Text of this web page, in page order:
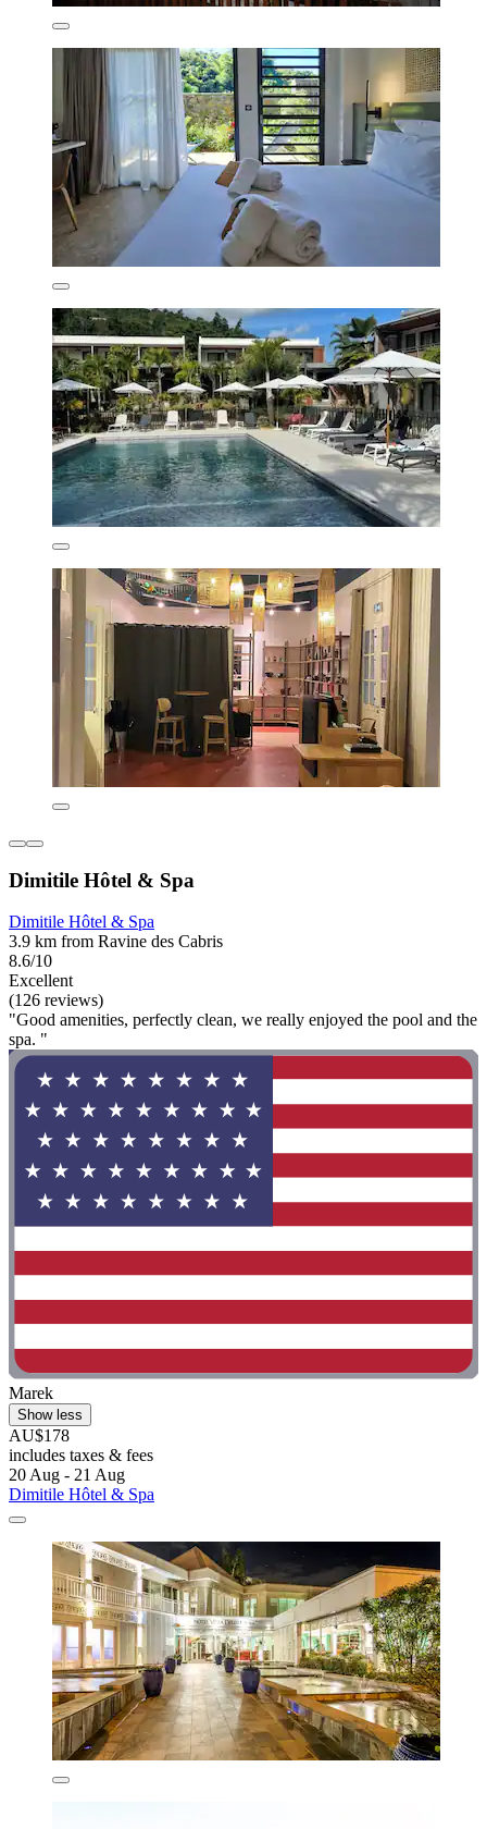
Dimitile Hôtel & Spa
Dimitile Hôtel & Spa
3.9 km from Ravine des Cabris
8.6/10
Excellent
(126 reviews)
"Good amenities, perfectly clean, we really enjoyed the pool and the
spa. "
Marek
Show less
AU$178
includes taxes & fees
20 Aug - 21 Aug
Dimitile Hôtel & Spa